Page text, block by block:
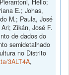
Hélio;
E.; Johas,
M.; Paula, José
Zikán, José F.
de dados do
semidetalhado
no Distrito
3ALT4A,